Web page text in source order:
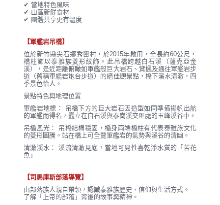
✔ 當地特色風味
✔ 山區新鮮食材
✔ 團體共享更有溫度
【軍艦岩吊橋】
位於新竹縣尖石鄉秀巒村，於2015年啟用，全長約60公尺，
橋柱飾以泰雅族菱形紋飾。此吊橋跨越白石溪（薩克亞金
溪），是近距離俯瞰如軍艦般巨大岩石、賞楓及通往軍艦岩步
道（舊稱軍艦岩炮台步道）的絕佳觀景點，橋下溪水清澈，四
季景色怡人。
景點特色與地理位置
軍艦岩地標： 吊橋下方的巨大岩石因造型如同準備揚帆出航
的軍艦而得名，矗立在白石溪與泰崗溪交匯處的玉峰溪谷中。
吊橋風光： 吊橋結構穩固，橋身兩端橋柱有代表泰雅族文化
的菱形圖騰。站在橋上可全覽軍艦岩的氣勢與溪谷的清幽。
清澈溪水： 溪流清澈見底，當地可見性喜乾淨水質的「苦花
魚」
【司馬庫斯部落導覽】
由部落族人親自帶領，認識泰雅族歷史、信仰與生活方式。
了解「上帝的部落」背後的故事與精神。